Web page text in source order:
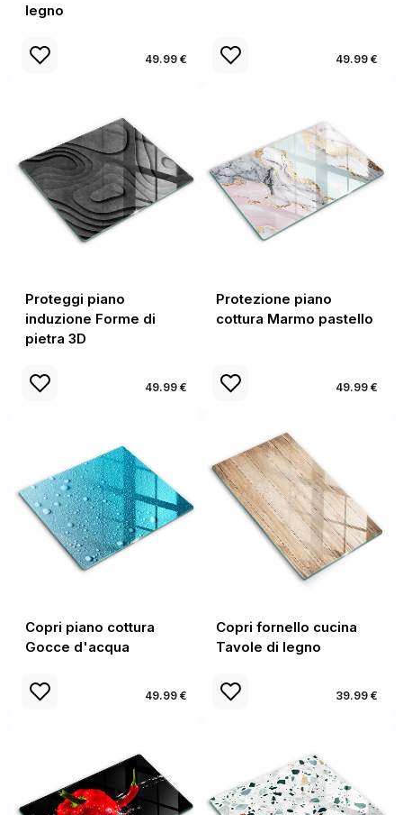
legno
49.99 € 49.99 €
Proteggi piano
induzione Forme di
pietra 3D
49.99 €
Protezione piano
cottura Marmo pastello
49.99 €
Copri piano cottura
Gocce d'acqua
49.99 €
Copri fornello cucina
Tavole di legno
39.99 €